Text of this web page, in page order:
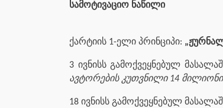
სამოტივაციო ნაწილი
ქარტიის 1-ელი პრინციპი:
3 ივნისს გამოქვეყნებულ
ავტორების კუთვნილი 14 მილიონი
18 ივნისს გამოქვეყნებულ